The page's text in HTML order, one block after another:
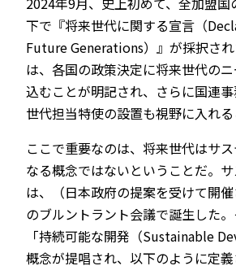
下で『将来世代に関する宣言（
Future Generations）』が採択さ
は、各国の政策決定に将来世代の
込むことが明記され、さらに国連
世代担当特使の設置も視野に入れ
ここで重要なのは、将来世代はサ
なる概念ではないということだ。
は、（日本政府の提案を受けて開
のブルントラント会議で誕生した
「持続可能な開発（Sustainable
概念が提唱され、以下のように定義